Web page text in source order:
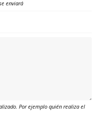
enviará
Por ejemplo quién realiza el